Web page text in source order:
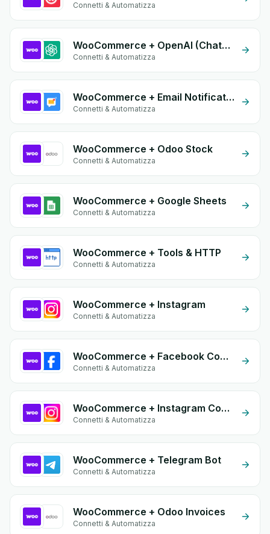
Connetti & Automatizza
WooCommerce + OpenAI (ChatGPT)
Connetti & Automatizza
WooCommerce + Email Notifications by eGrow
Connetti & Automatizza
WooCommerce + Odoo Stock
Connetti & Automatizza
WooCommerce + Google Sheets
Connetti & Automatizza
WooCommerce + Tools & HTTP
Connetti & Automatizza
WooCommerce + Instagram
Connetti & Automatizza
WooCommerce + Facebook Commerce
Connetti & Automatizza
WooCommerce + Instagram Comment
Connetti & Automatizza
WooCommerce + Telegram Bot
Connetti & Automatizza
WooCommerce + Odoo Invoices
Connetti & Automatizza